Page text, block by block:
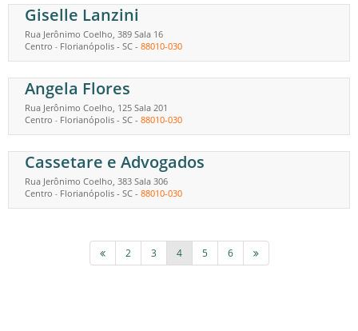
Giselle Lanzini
Rua Jerônimo Coelho, 389 Sala 16
Centro - Florianópolis - SC - 88010-030
Angela Flores
Rua Jerônimo Coelho, 125 Sala 201
Centro - Florianópolis - SC - 88010-030
Cassetare e Advogados
Rua Jerônimo Coelho, 383 Sala 306
Centro - Florianópolis - SC - 88010-030
2 3 4 5 6